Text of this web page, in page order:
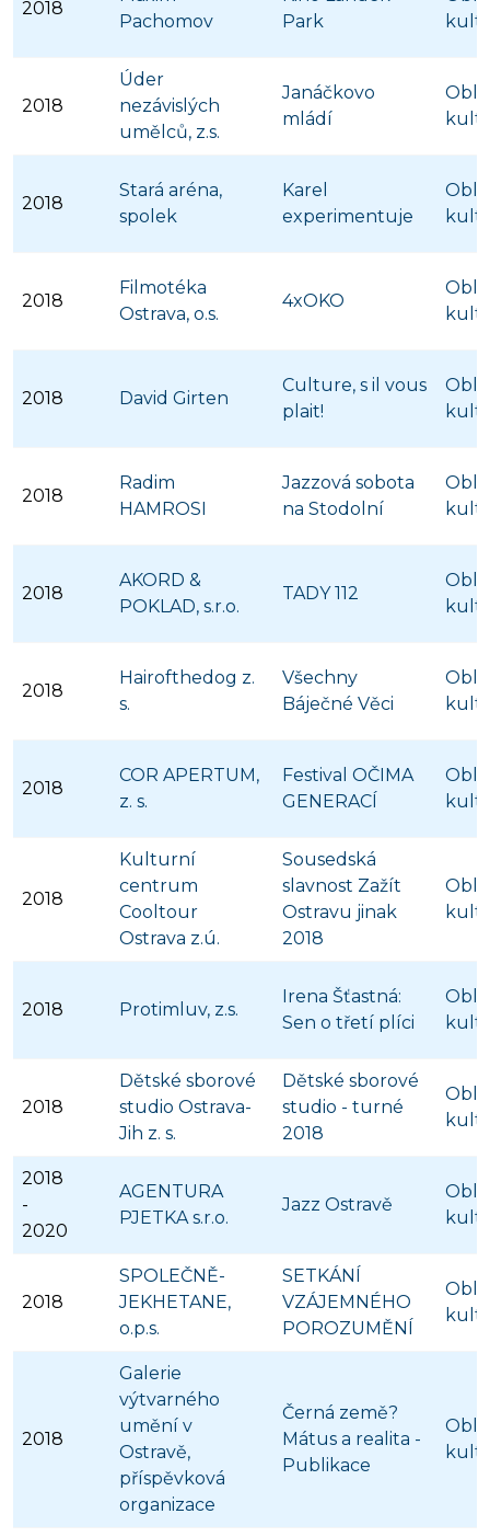
2018
Pachomov
Park
2018
Úder
nezávislých
umělců, z.s.
Janáčkovo
mládí
2018
Stará aréna,
spolek
Karel
experimentuje
2018
Filmotéka
Ostrava, o.s.
4xOKO
2018 David Girten
Culture, s il vous
plait!
2018
Radim
HAMROSI
Jazzová sobota
na Stodolní
2018
AKORD &
POKLAD, s.r.o.
TADY 112
2018
Hairofthedog z.
s.
Všechny
Báječné Věci
2018
COR APERTUM,
z. s.
Festival OČIMA
GENERACÍ
2018
Kulturní
centrum
Cooltour
Ostrava z.ú.
Sousedská
slavnost Zažít
Ostravu jinak
2018
2018 Protimluv, z.s.
Irena Šťastná:
Sen o třetí plíci
2018
Dětské sborové
studio Ostrava-
Jih z. s.
Dětské sborové
studio - turné
2018
2018
-
2020
AGENTURA
PJETKA s.r.o.
Jazz Ostravě
2018
SPOLEČNĚ-
JEKHETANE,
o.p.s.
SETKÁNÍ
VZÁJEMNÉHO
POROZUMĚNÍ
2018
Galerie
výtvarného
umění v
Ostravě,
příspěvková
organizace
Černá země?
Mátus a realita -
Publikace